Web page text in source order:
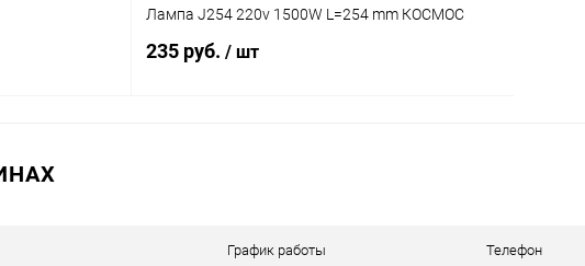
Лампа J254 220v 1500W L=254 mm КОСМОС
235 руб. / шт
График работы Телефон